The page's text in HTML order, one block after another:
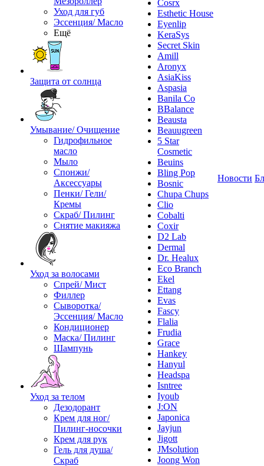
Уход для губ
Эссенция/ Масло
Ещё
Защита от солнца
Умывание/ Очищение
Гидрофильное
масло
Мыло
Спонжи/
Аксессуары
Пенки/ Гели/
Кремы
Скраб/ Пилинг
Снятие макияжа
Уход за волосами
Спрей/ Мист
Филлер
Сыворотка/
Эссенция/ Масло
Кондиционер
Маска/ Пилинг
Шампунь
Уход за телом
Дезодорант
Крем для ног/
Пилинг-носочки
Крем для рук
Гель для душа/
Скраб
Cosrx
Esthetic House
Eyenlip
KeraSys
Secret Skin
Amill
Aronyx
AsiaKiss
Aspasia
Banila Co
BBalance
Beausta
Beauugreen
5 Star
Cosmetic
Beuins
Bling Pop
Bosnic
Chupa Chups
Clio
Cobalti
Coxir
D2 Lab
Dermal
Dr. Healux
Eco Branch
Ekel
Ettang
Evas
Fascy
Flalia
Frudia
Grace
Hankey
Hanyul
Headspa
Isntree
Iyoub
J:ON
Japonica
Jayjun
Jigott
JMsolution
Joong Won
Новости